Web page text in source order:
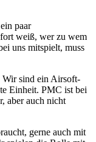
paar
weiß, wer zu wem
uns mitspielt, muss
sind ein Airsoft-
Einheit. PMC ist bei
aber auch nicht
gerne auch mit